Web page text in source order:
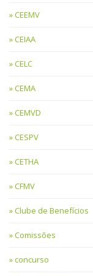
CEEMV
CEIAA
CELC
CEMA
CEMVD
CESPV
CETHA
CFMV
Clube de Benefícios
Comissões
concurso